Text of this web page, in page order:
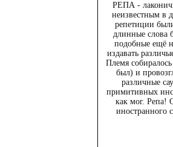
РЕПА -
неизвестным в
репетиции
длинные слова
подобные ещё
издавать
Племя
был) и
различные
примитивных
как мог. Репа!
иностранного